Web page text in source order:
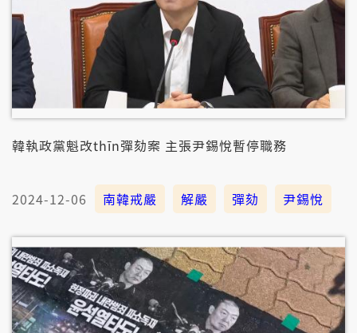
韓執政黨魁改thīn彈劾案 主張尹錫悅暫停職務
2024-12-06 南韓戒嚴 解嚴 彈劾 尹錫悅